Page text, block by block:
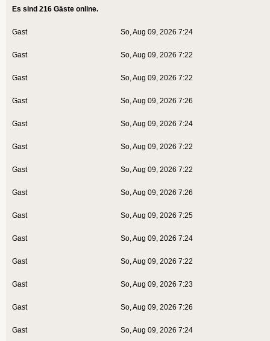
Es sind 216 Gäste online.
Gast So, Aug 09, 2026 7:24
Gast So, Aug 09, 2026 7:22
Gast So, Aug 09, 2026 7:22
Gast So, Aug 09, 2026 7:26
Gast So, Aug 09, 2026 7:24
Gast So, Aug 09, 2026 7:22
Gast So, Aug 09, 2026 7:22
Gast So, Aug 09, 2026 7:26
Gast So, Aug 09, 2026 7:25
Gast So, Aug 09, 2026 7:24
Gast So, Aug 09, 2026 7:22
Gast So, Aug 09, 2026 7:23
Gast So, Aug 09, 2026 7:26
Gast So, Aug 09, 2026 7:24